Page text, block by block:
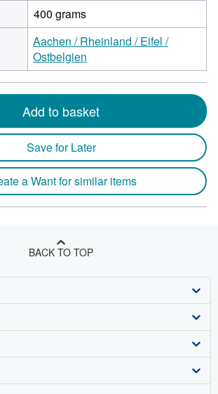
400 grams
Aachen / Rheinland / Eifel /
Ostbelgien
Add to basket
Save for Later
a Want for similar items
BACK TO TOP